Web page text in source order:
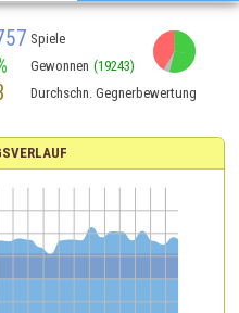
Spiele
Gewonnen (19243)
Durchschn. Gegnerbewertung